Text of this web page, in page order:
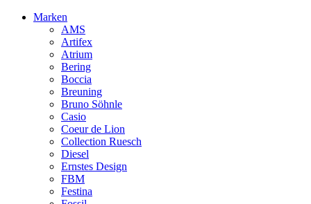
Marken
AMS
Artifex
Atrium
Bering
Boccia
Breuning
Bruno Söhnle
Casio
Coeur de Lion
Collection Ruesch
Diesel
Ernstes Design
FBM
Festina